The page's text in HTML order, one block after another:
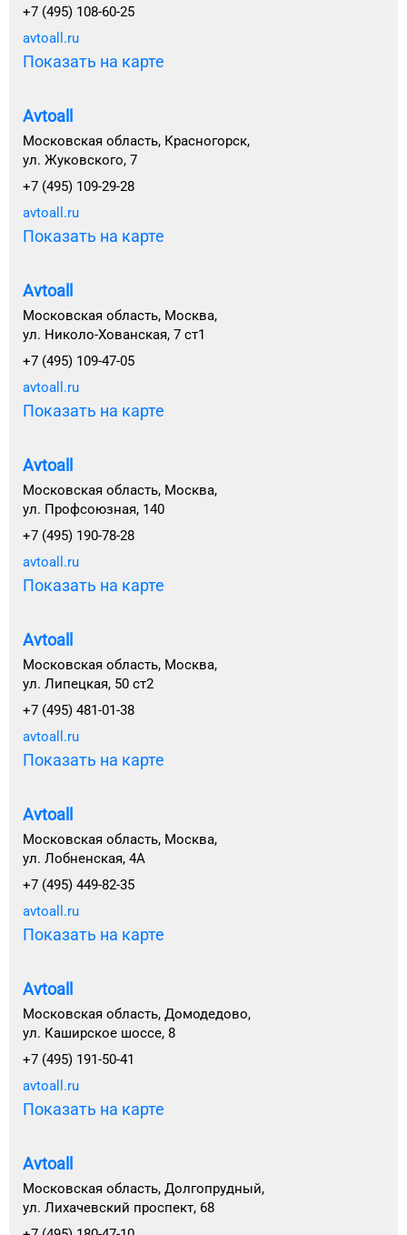
+7 (495) 108-60-25
avtoall.ru
Показать на карте
Avtoall
Московская область, Красногорск,
ул. Жуковского, 7
+7 (495) 109-29-28
avtoall.ru
Показать на карте
Avtoall
Московская область, Москва,
ул. Николо-Хованская, 7 ст1
+7 (495) 109-47-05
avtoall.ru
Показать на карте
Avtoall
Московская область, Москва,
ул. Профсоюзная, 140
+7 (495) 190-78-28
avtoall.ru
Показать на карте
Avtoall
Московская область, Москва,
ул. Липецкая, 50 ст2
+7 (495) 481-01-38
avtoall.ru
Показать на карте
Avtoall
Московская область, Москва,
ул. Лобненская, 4А
+7 (495) 449-82-35
avtoall.ru
Показать на карте
Avtoall
Московская область, Домодедово,
ул. Каширское шоссе, 8
+7 (495) 191-50-41
avtoall.ru
Показать на карте
Avtoall
Московская область, Долгопрудный,
ул. Лихачевский проспект, 68